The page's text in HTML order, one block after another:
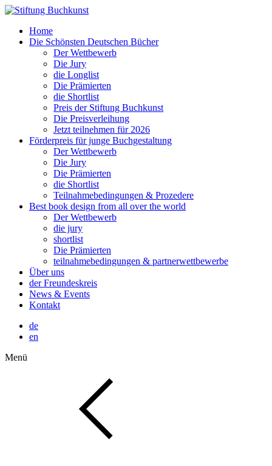
Home
Die Schönsten Deutschen Bücher
Der Wettbewerb
Die Jury
die Longlist
Die Prämierten
die Shortlist
Preis der Stiftung Buchkunst
Die Preisverleihung
Jetzt teilnehmen für 2026
Förderpreis für junge Buchgestaltung
Der Wettbewerb
Die Jury
Die Prämierten
die Shortlist
Teilnahmebedingungen & Prozedere
Best book design from all over the world
Der Wettbewerb
die jury
shortlist
Die Prämierten
teilnahmebedingungen & partnerwettbewerbe
Über uns
der Freundeskreis
News & Events
Kontakt
de
en
Menü